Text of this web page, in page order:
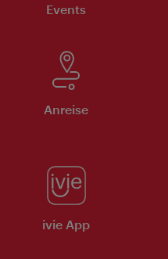
Events
Anreise
ivie App